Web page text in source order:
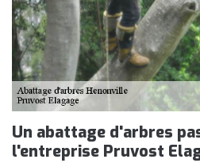
Un abattage d'arbres
l'entreprise Pruvost